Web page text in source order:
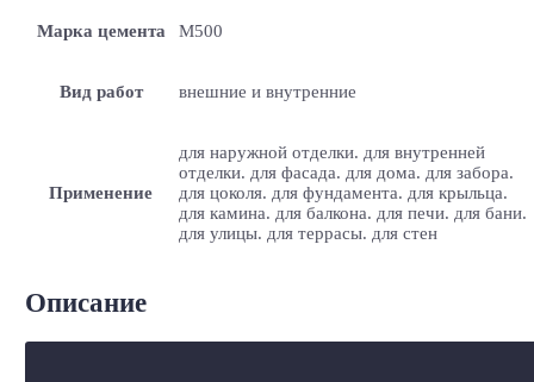
Марка цемента M500
Вид работ внешние и внутренние
Применение
для наружной отделки. для внутренней
отделки. для фасада. для дома. для забора.
для цоколя. для фундамента. для крыльца.
для камина. для балкона. для печи. для бани.
для улицы. для террасы. для стен
Описание